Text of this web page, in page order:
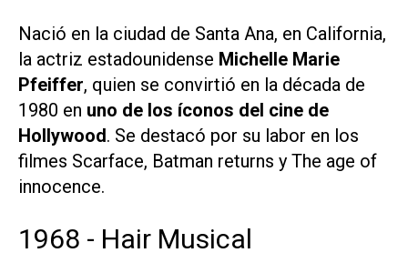
Nació en la ciudad de Santa Ana, en California,
la actriz estadounidense Michelle Marie
Pfeiffer, quien se convirtió en la década de
1980 en uno de los íconos del cine de
Hollywood. Se destacó por su labor en los
filmes Scarface, Batman returns y The age of
innocence.
1968 - Hair Musical